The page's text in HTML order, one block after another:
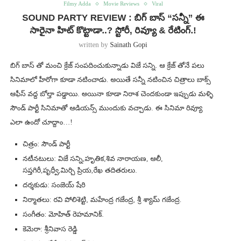
Filmy Adda Movie Reviews Viral
SOUND PARTY REVIEW : బిగ్ బాస్ “సన్నీ” ఈ
సారైనా హిట్ కొట్టాడా..? స్టోరీ, రివ్యూ & రేటింగ్.!
written by Sainath Gopi
బిగ్ బాస్ తో మంచి క్రేజ్ సంపదించుకున్నాడు విజే సన్ని. ఆ క్రేజ్ తోనే పలు
సినిమాలో హీరోగా కూడా నటించాడు. అయితే సన్నీ నటించిన చిత్రాలు బాక్స్
ఆఫీస్ వద్ద బోల్తా పడ్డాయి. అయినా కూడా నిరాశ చెందకుండా ఇప్పుడు మళ్ళి
సౌండ్ పార్టీ సినిమాతో ఆడియన్స్ ముందుకు వచ్చాడు. ఈ సినిమా రివ్యూ
ఎలా ఉందో చూద్దాం…!
చిత్రం: సౌండ్ పార్టీ
నటీనటులు: విజే సన్ని,హృతిక,శివ నారాయణ, ఆలీ,
సప్తగిరీ,పృధ్వీ,మిర్చి ప్రియ,రేఖ తదితరులు.
దర్శకుడు: సంజెయ్ షేరి
నిర్మాతలు: రవి పోలిశెట్టి, మహేంద్ర గజేంద్ర, శ్రీ శ్యామ్ గజేంద్ర.
సంగీతం: మోహిత్ రెహమానిక్.
కెమెరా: శ్రీనివాస రెడ్డి